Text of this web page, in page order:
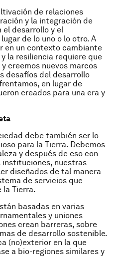
de relaciones
y la integración de
el desarrollo y el
de lo uno o lo otro. A
en un contexto cambiante
la resiliencia requiere que
creemos nuevos marcos
desafíos del desarrollo
en lugar de
creados para una era y
debe también ser lo
para la Tierra. Debemos
y después de eso con
instituciones, nuestras
diseñados de tal manera
de servicios que
la Tierra.
basadas en varias
y uniones
crean barreras, sobre
de desarrollo sostenible.
(no)exterior en la que
a bio-regiones similares y